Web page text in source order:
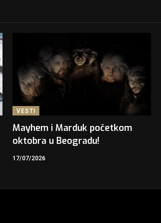
VESTI
Mayhem i Marduk početkom
oktobra u Beogradu!
17/07/2026